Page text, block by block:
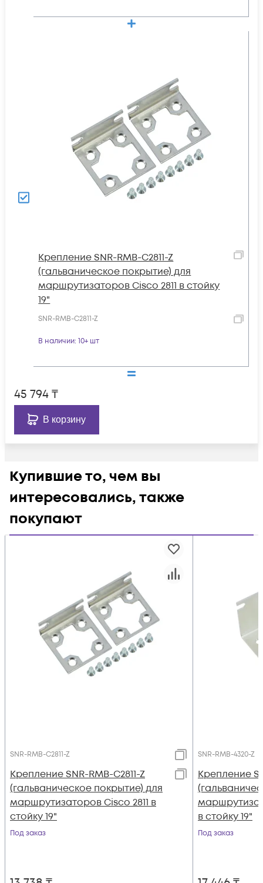
Крепление SNR-RMB-C2811-Z
(гальваническое покрытие) для
маршрутизаторов Cisco 2811 в стойку
19"
SNR-RMB-C2811-Z
В наличии: 10+ шт
45 794₸
В корзину
Купившие то, чем вы
интересовались, также
покупают
SNR-RMB-C2811-Z
Крепление SNR-RMB-C2811-Z
(гальваническое покрытие) для
маршрутизаторов Cisco 2811 в
стойку 19"
Под заказ
SNR-RMB-4320-Z
Крепление
в стойку 19"
Под заказ